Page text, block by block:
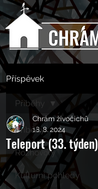
Příspěvek
Příběhy
Rozhovory
Kulturní pohledy
Příběhy
Teleport (33. týden)
Chrám živočichů
18. 8. 2024